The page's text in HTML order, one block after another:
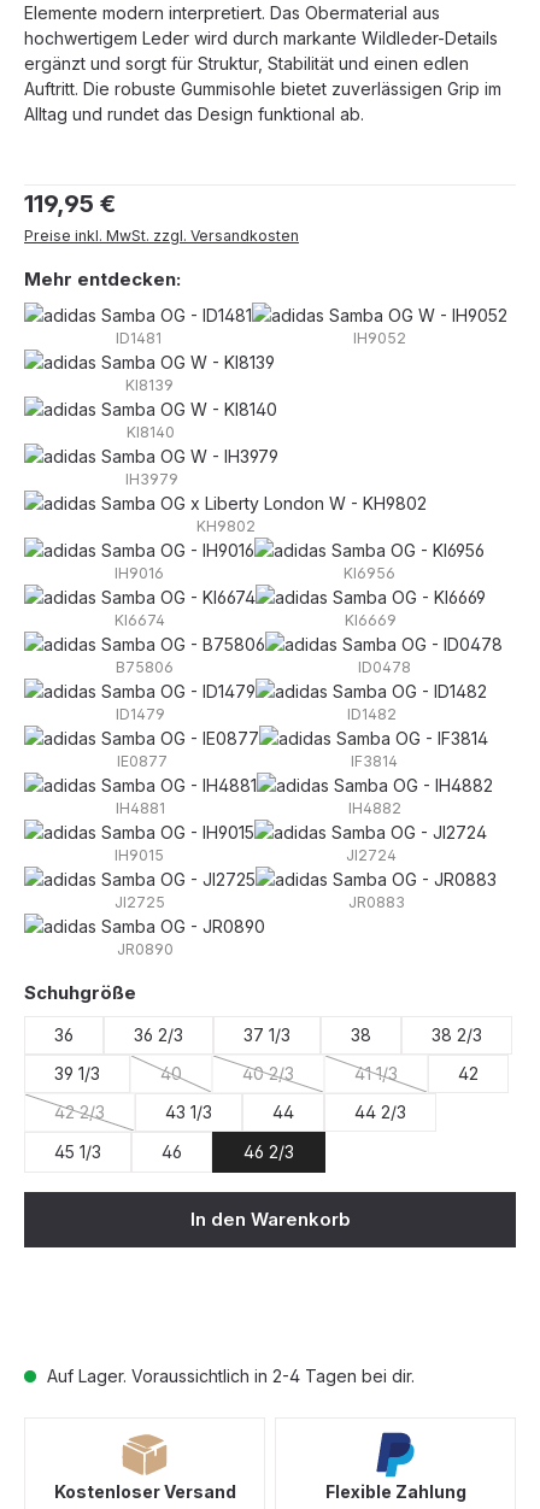
Elemente modern interpretiert. Das Obermaterial aus
hochwertigem Leder wird durch markante Wildleder-Details
ergänzt und sorgt für Struktur, Stabilität und einen edlen
Auftritt. Die robuste Gummisohle bietet zuverlässigen Grip im
Alltag und rundet das Design funktional ab.
Regulärer Preis:
119,95 €
Preise inkl. MwSt. zzgl. Versandkosten
Auf Lager. Voraussichtlich in 2-4 Tagen bei dir.
Mehr entdecken:
ID1481 IH9052
KI8139
KI8140
IH3979
KH9802
IH9016 KI6956
KI6674 KI6669
B75806 ID0478
ID1479 ID1482
IE0877 IF3814
IH4881 IH4882
IH9015 JI2724
JI2725 JR0883
JR0890
Schuhgröße
36 36 2/3 37 1/3 38
38 2/3
39 1/3
40
(Diese Option ist zurzeit nicht verfügbar.)
40 2/3
(Diese Option ist zurzeit nicht
41 1/3
(Diese Option ist
42
42 2/3
(Diese Option ist zurzeit nicht verfügbar.)
43 1/3 44
44 2/3
45 1/3
46 46 2/3
In den Warenkorb
Kostenloser Versand Flexible Zahlung